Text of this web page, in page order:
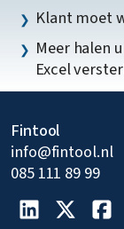
Klant moet
Meer halen
Excel
Fintool
info@fintool.nl
085 111 89 99